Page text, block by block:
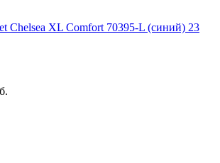
Chelsea XL Comfort 70395-L (синий) 23